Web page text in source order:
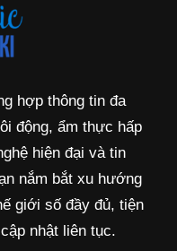
hợp thông tin đa
động, ẩm thực hấp
hiện đại và tin
nắm bắt xu hướng
giới số đầy đủ, tiện
nhật liên tục.